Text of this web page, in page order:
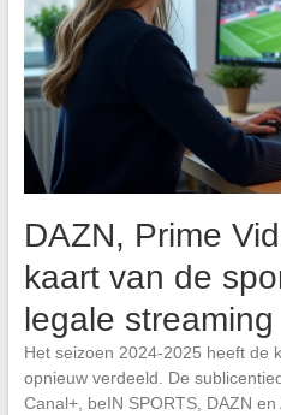
DAZN, Prime
kaart van de
legale streaming
Het seizoen 2024-2025 heeft de
opnieuw verdeeld. De
Canal+, beIN SPORTS, DAZN